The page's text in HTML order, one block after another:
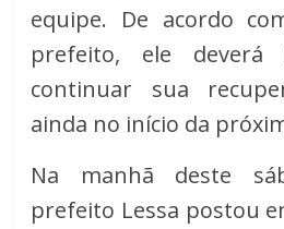
equipe. De acordo
prefeito, ele
continuar sua
ainda no início da
Na manhã deste
prefeito Lessa postou